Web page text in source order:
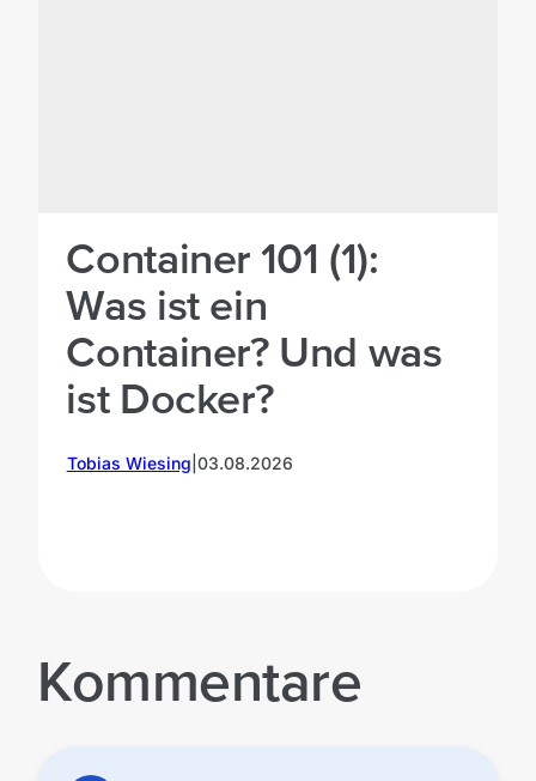
Container 101 (1):
Was ist ein
Container? Und was
ist Docker?
Tobias Wiesing 03.08.2026
Kommentare